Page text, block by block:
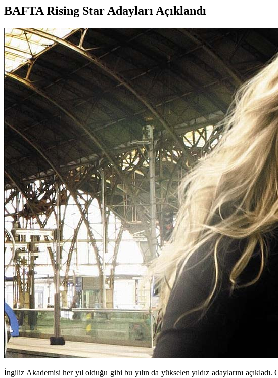
BAFTA Rising Star Adayları Açıklandı
İngiliz Akademisi her yıl olduğu gibi bu yılın da yükselen yıldız adaylarını